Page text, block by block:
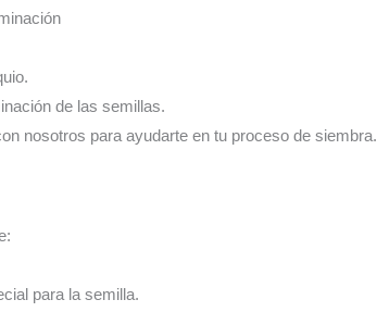
de las semillas.
nosotros para ayudarte en tu proceso de siembra.
para la semilla.